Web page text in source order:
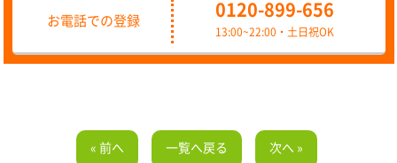
お電話での登録
0120-899-656
13:00~22:00・土日祝OK
« 前へ 一覧へ戻る 次へ »